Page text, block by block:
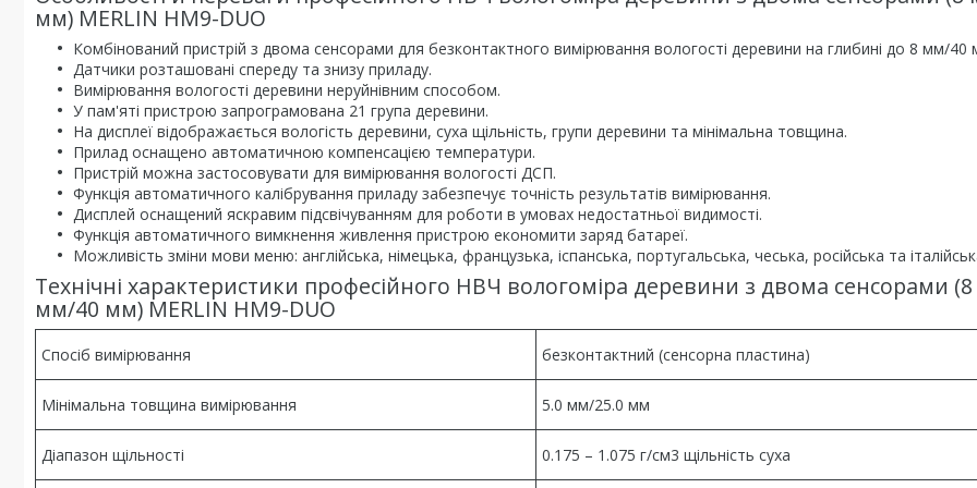
мм) MERLIN HM9-DUO
Комбінований пристрій з двома сенсорами для безконтактного вимірювання вологості деревини на глибині до 8 мм/40
Датчики розташовані спереду та знизу приладу.
Вимірювання вологості деревини неруйнівним способом.
У пам'яті пристрою запрограмована 21 група деревини.
На дисплеї відображається вологість деревини, суха щільність, групи деревини та мінімальна товщина.
Прилад оснащено автоматичною компенсацією температури.
Пристрій можна застосовувати для вимірювання вологості ДСП.
Функція автоматичного калібрування приладу забезпечує точність результатів вимірювання.
Дисплей оснащений яскравим підсвічуванням для роботи в умовах недостатньої видимості.
Функція автоматичного вимкнення живлення пристрою економити заряд батареї.
Можливість зміни мови меню: англійська, німецька, французька, іспанська, португальська, чеська, російська та
Технічні характеристики професійного НВЧ вологоміра деревини з двома сенсорами (8
мм/40 мм) MERLIN HM9-DUO
Спосіб вимірювання безконтактний (сенсорна пластина)
Мінімальна товщина вимірювання 5.0 мм/25.0 мм
Діапазон щільності 0.175 – 1.075 г/см3 щільність суха